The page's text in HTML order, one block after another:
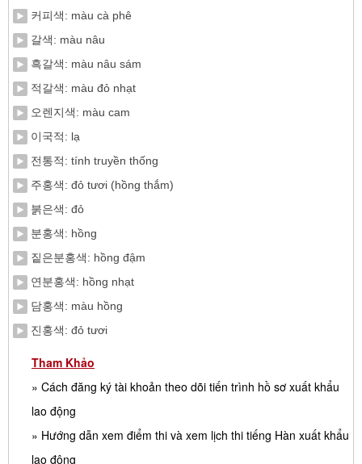
커피색: màu cà phê
갈색: màu nâu
흑갈색: màu nâu sám
적갈색: màu đỏ nhạt
오렌지색: màu cam
이국적: lạ
전통적: tính truyền thống
주홍색: đỏ tươi (hồng thắm)
붉은색: đỏ
분홍색: hồng
짙은분홍색: hồng đậm
연분홍색: hồng nhạt
담홍색: màu hồng
진홍색: đỏ tươi
Tham Khảo
» Cách đăng ký tài khoản theo dõi tiến trình hồ sơ xuất khẩu
lao động
» Hướng dẫn xem điểm thi và xem lịch thi tiếng Hàn xuất khẩu
lao động